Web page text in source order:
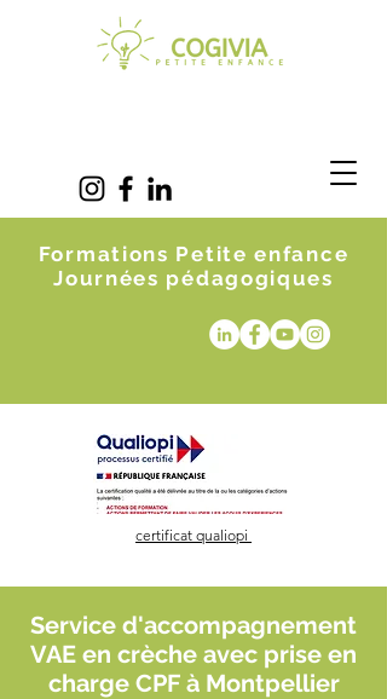
Formations Petite enfance
Journées pédagogiques
certificat qualiopi
Service d'accompagnement
VAE en crèche avec prise en
charge CPF à Montpellier